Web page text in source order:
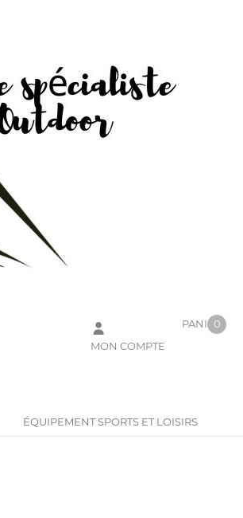
MON COMPTE
PANIER
0
ÉQUIPEMENT SPORTS ET LOISIRS